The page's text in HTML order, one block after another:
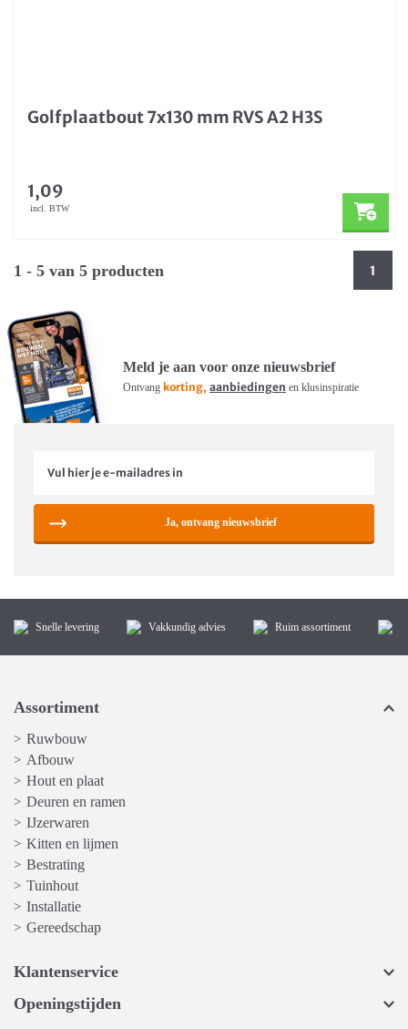
Golfplaatbout 7x130 mm RVS A2 H3S
1,09
incl. BTW
1 - 5 van 5 producten 1
Meld je aan voor onze nieuwsbrief
Ontvang korting, aanbiedingen en klusinspiratie
Ja, ontvang nieuwsbrief
Snelle levering Vakkundig advies Ruim assortiment
Assortiment
> Ruwbouw
> Afbouw
> Hout en plaat
> Deuren en ramen
> IJzerwaren
> Kitten en lijmen
> Bestrating
> Tuinhout
> Installatie
> Gereedschap
Klantenservice
Openingstijden